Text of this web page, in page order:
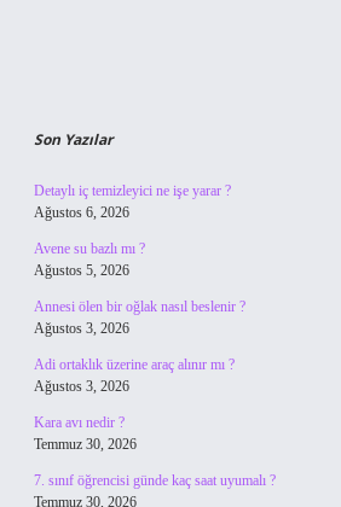
Son Yazılar
Detaylı iç temizleyici ne işe yarar ?
Ağustos 6, 2026
Avene su bazlı mı ?
Ağustos 5, 2026
Annesi ölen bir oğlak nasıl beslenir ?
Ağustos 3, 2026
Adi ortaklık üzerine araç alınır mı ?
Ağustos 3, 2026
Kara avı nedir ?
Temmuz 30, 2026
7. sınıf öğrencisi günde kaç saat uyumalı ?
Temmuz 30, 2026